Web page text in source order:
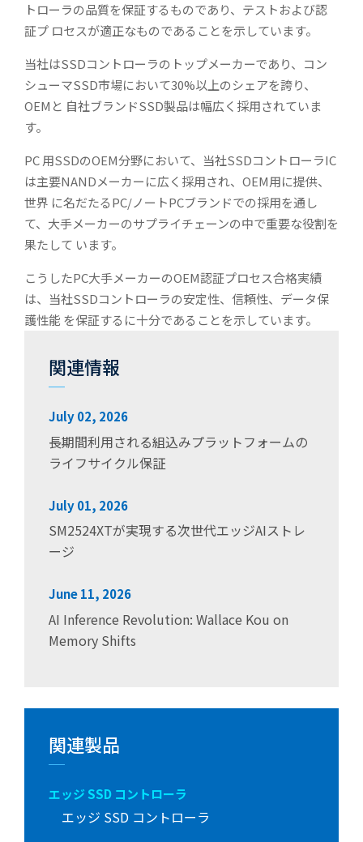
トローラの品質を保証するものであり、テストおよび認
証プ ロセスが適正なものであることを示しています。
当社はSSDコントローラのトップメーカーであり、コン
シューマSSD市場において30%以上のシェアを誇り、
OEMと 自社ブランドSSD製品は幅広く採用されていま
す。
PC 用SSDのOEM分野において、当社SSDコントローラIC
は主要NANDメーカーに広く採用され、OEM用に提供、
世界 に名だたるPC/ノートPCブランドでの採用を通し
て、大手メーカーのサプライチェーンの中で重要な役割を
果たして います。
こうしたPC大手メーカーのOEM認証プロセス合格実績
は、当社SSDコントローラの安定性、信頼性、データ保
護性能 を保証するに十分であることを示しています。
関連情報
July 02, 2026
長期間利用される組込みプラットフォームの
ライフサイクル保証
July 01, 2026
SM2524XTが実現する次世代エッジAIストレ
ージ
June 11, 2026
AI Inference Revolution: Wallace Kou on
Memory Shifts
関連製品
エッジ SSD コントローラ
エッジ SSD コントローラ